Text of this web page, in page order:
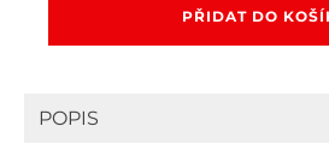
Argan
PŘIDAT DO
POPIS